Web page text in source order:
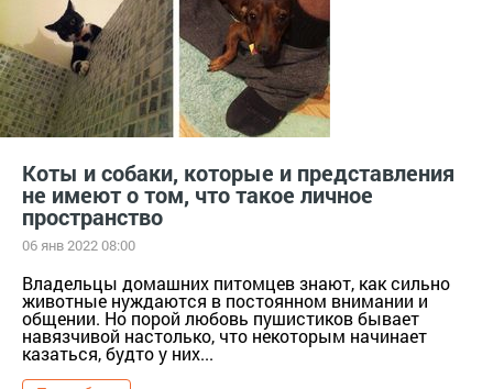
Коты и собаки, которые и представления
не имеют о том, что такое личное
пространство
06 янв 2022 08:00
Владельцы домашних питомцев знают, как сильно
животные нуждаются в постоянном внимании и
общении. Но порой любовь пушистиков бывает
навязчивой настолько, что некоторым начинает
казаться, будто у них...